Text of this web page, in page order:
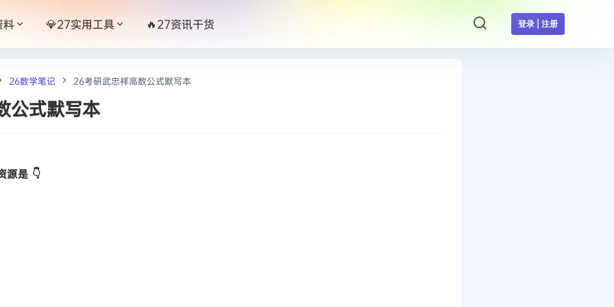
登录 | 注册
料 💎27实用工具 🔥27资讯干货
26数学笔记 26考研武忠祥高数公式默写本
公式默写本
源是 👇